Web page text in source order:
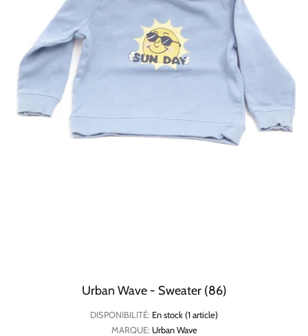
Urban Wave - Sweater (86)
DISPONIBILITÉ: En stock (1 article)
MARQUE: Urban Wave